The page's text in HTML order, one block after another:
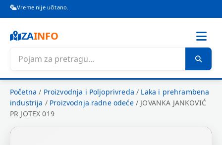
Vreme nije učitano.
ZAINFO
Početna / Proizvodnja i Poljoprivreda / Laka i prehrambena
industrija / Proizvodnja radne odeće/ JOVANKA JANKOVIĆ
PR JOTEX 019